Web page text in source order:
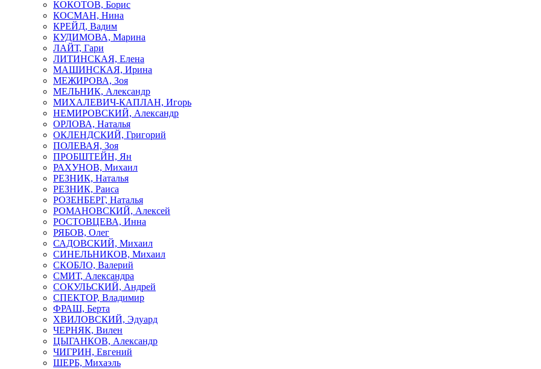
КОКОТОВ, Борис
КОСМАН, Нина
КРЕЙД, Вадим
КУДИМОВА, Марина
ЛАЙТ, Гари
ЛИТИНСКАЯ, Елена
МАШИНСКАЯ, Ирина
МЕЖИРОВА, Зоя
МЕЛЬНИК, Александр
МИХАЛЕВИЧ-КАПЛАН, Игорь
НЕМИРОВСКИЙ, Александр
ОРЛОВА, Наталья
ОКЛЕНДСКИЙ, Григорий
ПОЛЕВАЯ, Зоя
ПРОБШТЕЙН, Ян
РАХУНОВ, Михаил
РЕЗНИК, Наталья
РЕЗНИК, Раиса
РОЗЕНБЕРГ, Наталья
РОМАНОВСКИЙ, Алексей
РОСТОВЦЕВА, Инна
РЯБОВ, Олег
САДОВСКИЙ, Михаил
СИНЕЛЬНИКОВ, Михаил
СКОБЛО, Валерий
СМИТ, Александра
СОКУЛЬСКИЙ, Андрей
СПЕКТОР, Владимир
ФРАШ, Берта
ХВИЛОВСКИЙ, Эдуард
ЧЕРНЯК, Вилен
ЦЫГАНКОВ, Александр
ЧИГРИН, Евгений
ШЕРБ, Михаэль